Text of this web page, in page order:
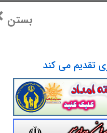
بستن
تقدیم می کند